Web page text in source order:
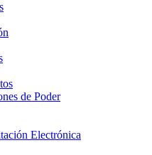
de Poder
Electrónica